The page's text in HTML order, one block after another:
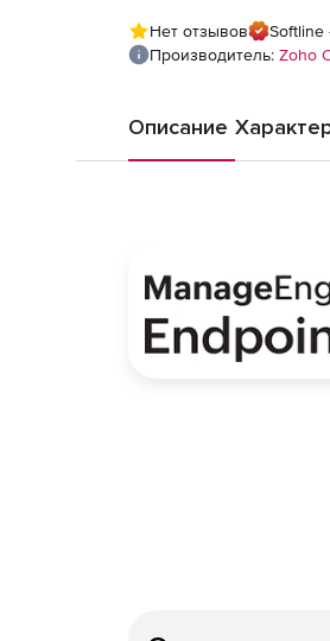
fee for 100
Нет отзывов
Softline
Производитель: Zoho
Описание